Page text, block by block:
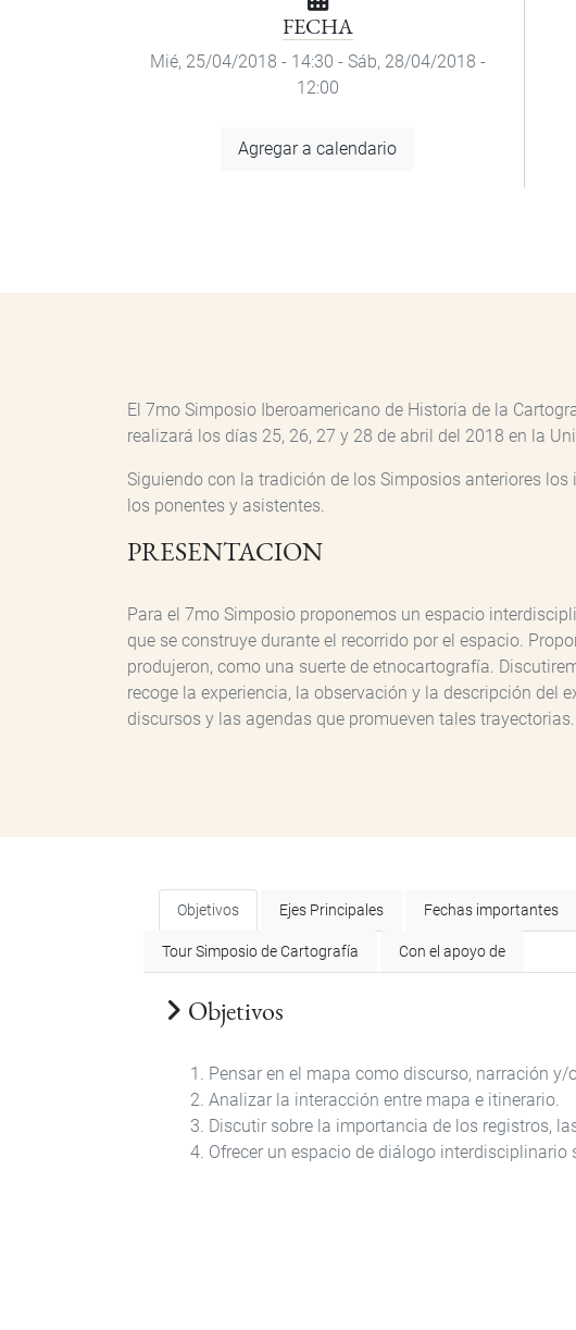
FECHA
Mié, 25/04/2018 - 14:30 - Sáb, 28/04/2018 -
12:00
Agregar a calendario
El 7mo Simposio Iberoamericano de Historia de la
realizará los días 25, 26, 27 y 28 de abril del 2018 en la
Siguiendo con la tradición de los Simposios anteriores
los ponentes y asistentes.
PRESENTACION
Para el 7mo Simposio proponemos un espacio
que se construye durante el recorrido por el espacio.
produjeron, como una suerte de etnocartografía.
recoge la experiencia, la observación y la descripción del
discursos y las agendas que promueven tales trayectorias.
Objetivos Ejes Principales Fechas importantes
Tour Simposio de Cartografía Con el apoyo de
Objetivos
Pensar en el mapa como discurso, narración y/
Analizar la interacción entre mapa e itinerario.
Discutir sobre la importancia de los registros,
Ofrecer un espacio de diálogo